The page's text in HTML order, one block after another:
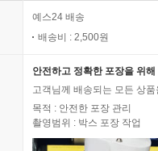
예스24 배송
배송비 : 2,500원
안전하고 정확한 포장을 위
고객님께 배송되는 모든 상
목적 : 안전한 포장 관리
촬영범위 : 박스 포장 작업